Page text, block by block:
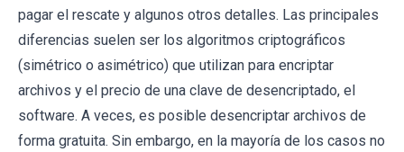
pagar el rescate y algunos otros detalles. Las principales
diferencias suelen ser los algoritmos criptográficos
(simétrico o asimétrico) que utilizan para encriptar
archivos y el precio de una clave de desencriptado, el
software. A veces, es posible desencriptar archivos de
forma gratuita. Sin embargo, en la mayoría de los casos no